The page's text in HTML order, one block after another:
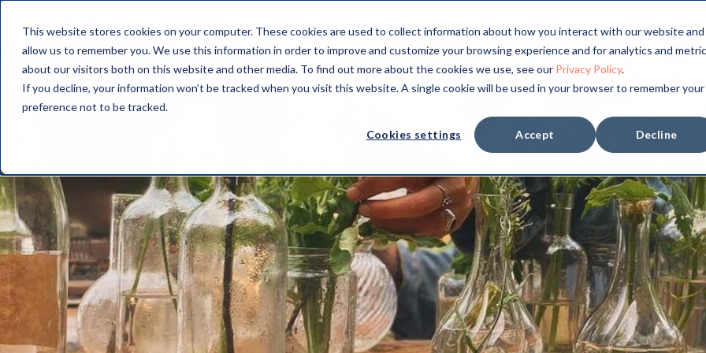
This website stores cookies on your computer. These cookies are used to collect information about how you interact with our website and
allow us to remember you. We use this information in order to improve and customize your browsing experience and for analytics and
about our visitors both on this website and other media. To find out more about the cookies we use, see our Privacy Policy.
If you decline, your information won’t be tracked when you visit this website. A single cookie will be used in your browser to remember your
preference not to be tracked.
Cookies settings Accept Decline